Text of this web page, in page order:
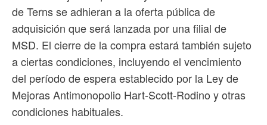
de Terns se adhieran a la oferta pública de
adquisición que será lanzada por una filial de
MSD. El cierre de la compra estará también sujeto
a ciertas condiciones, incluyendo el vencimiento
del período de espera establecido por la Ley de
Mejoras Antimonopolio Hart-Scott-Rodino y otras
condiciones habituales.